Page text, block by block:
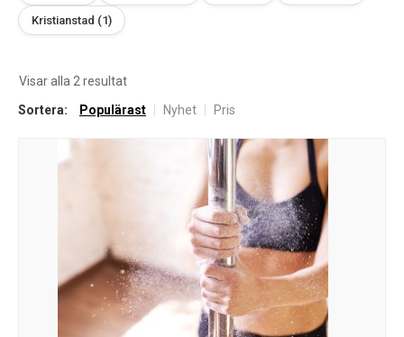
Kristianstad (1)
Visar alla 2 resultatSortera
senaste
Sortera: Populärast | Nyhet | Pris